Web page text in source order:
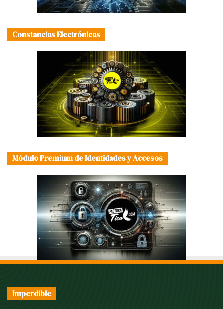
Constancias Electrónicas
Módulo Premium de Identidades y Accesos
Imperdible